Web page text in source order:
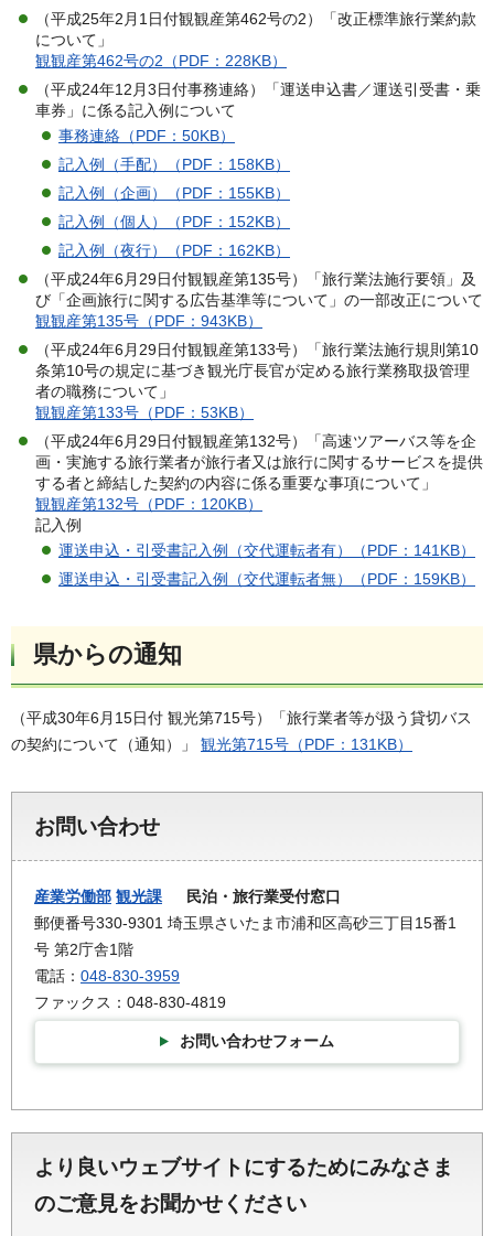
（平成25年2月1日付観観産第462号の2）「改正標準旅行業約款
について」
観観産第462号の2（PDF：228KB）
（平成24年12月3日付事務連絡）「運送申込書／運送引受書・乗
車券」に係る記入例について
事務連絡（PDF：50KB）
記入例（手配）（PDF：158KB）
記入例（企画）（PDF：155KB）
記入例（個人）（PDF：152KB）
記入例（夜行）（PDF：162KB）
（平成24年6月29日付観観産第135号）「旅行業法施行要領」及
び「企画旅行に関する広告基準等について」の一部改正について
観観産第135号（PDF：943KB）
（平成24年6月29日付観観産第133号）「旅行業法施行規則第10
条第10号の規定に基づき観光庁長官が定める旅行業務取扱管理
者の職務について」
観観産第133号（PDF：53KB）
（平成24年6月29日付観観産第132号）「高速ツアーバス等を企
画・実施する旅行業者が旅行者又は旅行に関するサービスを提供
する者と締結した契約の内容に係る重要な事項について」
観観産第132号（PDF：120KB）
記入例
運送申込・引受書記入例（交代運転者有）（PDF：141KB）
運送申込・引受書記入例（交代運転者無）（PDF：159KB）
県からの通知
（平成30年6月15日付 観光第715号）「旅行業者等が扱う貸切バス
の契約について（通知）」 観光第715号（PDF：131KB）
お問い合わせ
産業労働部 観光課 民泊・旅行業受付窓口
郵便番号330-9301 埼玉県さいたま市浦和区高砂三丁目15番1
号 第2庁舎1階
電話： 048-830-3959
ファックス：048-830-4819
お問い合わせフォーム
より良いウェブサイトにするためにみなさま
のご意見をお聞かせください